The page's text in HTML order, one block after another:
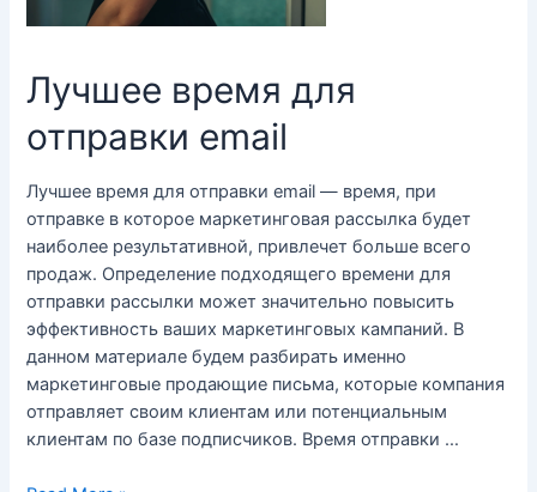
Лучшее время для
отправки email
Лучшее время для отправки email — время, при
отправке в которое маркетинговая рассылка будет
наиболее результативной, привлечет больше всего
продаж. Определение подходящего времени для
отправки рассылки может значительно повысить
эффективность ваших маркетинговых кампаний. В
данном материале будем разбирать именно
маркетинговые продающие письма, которые компания
отправляет своим клиентам или потенциальным
клиентам по базе подписчиков. Время отправки …